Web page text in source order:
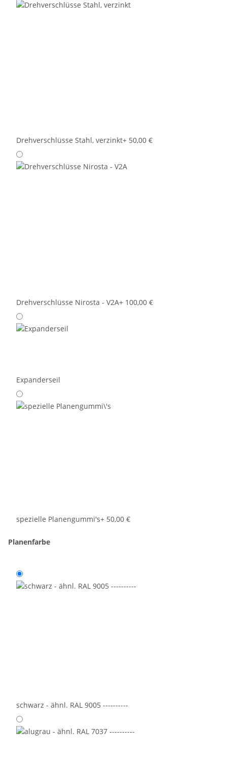
Drehverschlüsse Stahl, verzinkt+ 50,00 €
Drehverschlüsse Nirosta - V2A+ 100,00 €
Expanderseil
spezielle Planengummi's+ 50,00 €
Planenfarbe
schwarz - ähnl. RAL 9005 ----------